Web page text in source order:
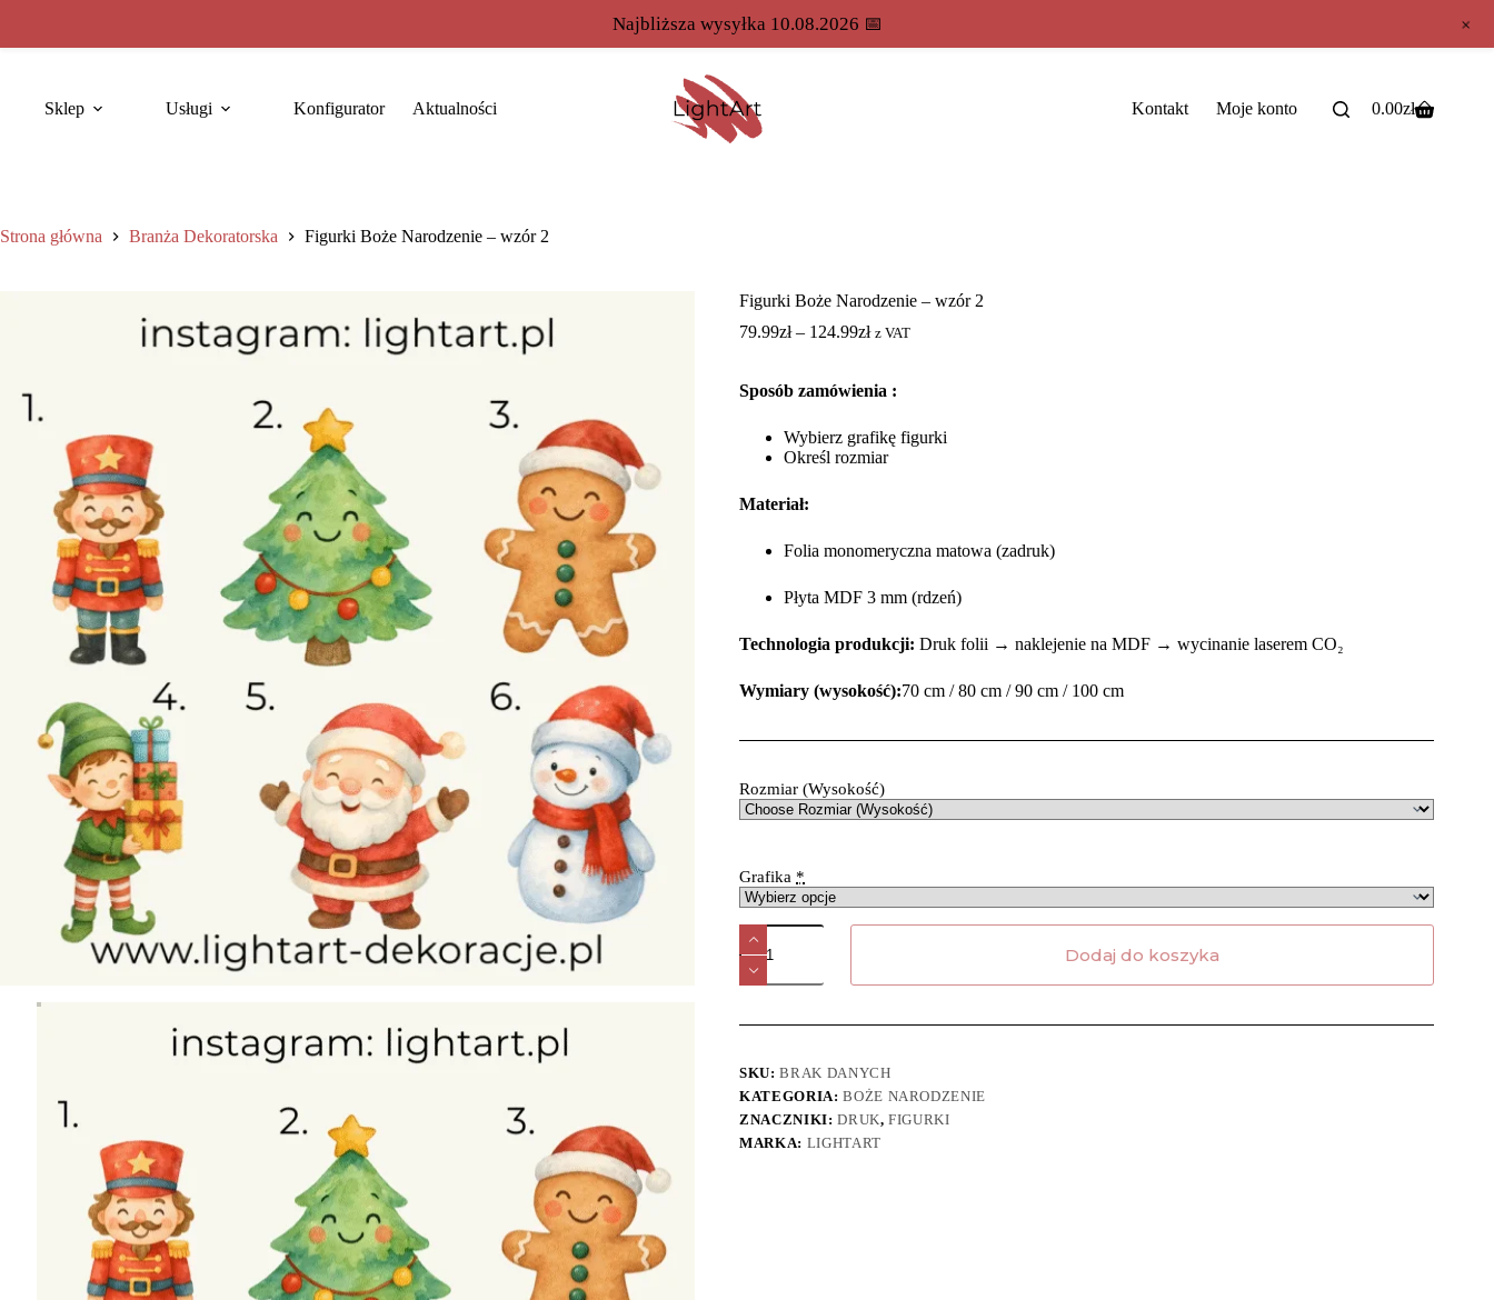
Sklep Usługi Konfigurator Aktualności Kontakt Moje konto 0.00zł
Strona główna Branża Dekoratorska Figurki Boże Narodzenie – wzór 2
Figurki Boże Narodzenie – wzór 2
79.99zł – 124.99zł z VAT
Sposób zamówienia :
Wybierz grafikę figurki
Określ rozmiar
Materiał:
Folia monomeryczna matowa (zadruk)
Płyta MDF 3 mm (rdzeń)
Technologia produkcji:Druk folii → naklejenie na MDF → wycinanie laserem CO₂
Wymiary (wysokość):70 cm / 80 cm / 90 cm / 100 cm
Rozmiar (Wysokość)
Grafika *
Dodaj do koszyka
SKU:BRAK DANYCH
KATEGORIA:BOŻE NARODZENIE
ZNACZNIKI:DRUK,FIGURKI
MARKA: LIGHTART
Najbliższa wysyłka 10.08.2026 📅 +